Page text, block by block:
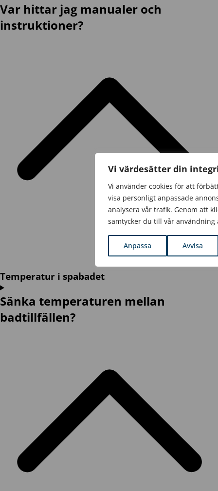
Vi värdesätter din
Vi använder cookies för att
visa personligt anpassade
analysera vår trafik. Genom att
samtycker du till vår användning
Anpassa Avvisa
Var hittar jag manualer och
instruktioner?
Temperatur i spabadet
Sänka temperaturen mellan
badtillfällen?